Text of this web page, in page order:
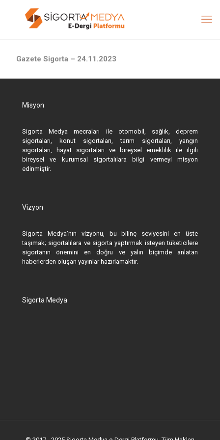
Gazete Sigorta – 24.11.2023
Misyon
Sigorta Medya mecraları ile otomobil, sağlık, deprem
sigortaları, konut sigortaları, tarım sigortaları, yangın
sigortaları, hayat sigortaları ve bireysel emeklilik ile ilgili
bireysel ve kurumsal sigortalılara bilgi vermeyi misyon
edinmiştir.
Vizyon
Sigorta Medya’nın vizyonu, bu bilinç seviyesini en üste
taşımak; sigortalılara ve sigorta yaptırmak isteyen tüketicilere
sigortanın önemini en doğru ve yalın biçimde anlatan
haberlerden oluşan yayınlar hazırlamaktır.
Sigorta Medya